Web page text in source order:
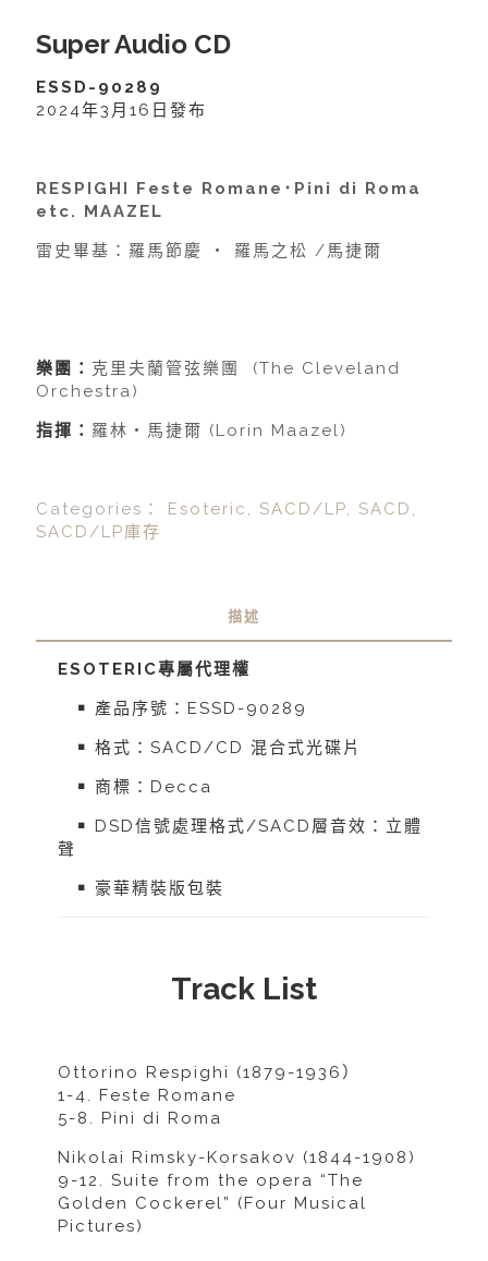
Super Audio CD
ESSD-90289
2024年3月16日發布
RESPIGHI Feste Romane･Pini di Roma
etc. MAAZEL
雷史畢基：羅馬節慶 ‧ 羅馬之松 /馬捷爾
樂團： 克里夫蘭管弦樂團 (The Cleveland
Orchestra)
指揮： 羅林‧馬捷爾 (Lorin Maazel)
Categories： Esoteric , SACD/LP, SACD ,
SACD/LP庫存
描述
ESOTERIC專屬代理權
￭ 產品序號：ESSD-90289
￭ 格式：SACD/CD 混合式光碟片
￭ 商標：Decca
￭ DSD信號處理格式/SACD層音效：立體
聲
￭ 豪華精裝版包裝
Track List
Ottorino Respighi (1879-1936）
1-4. Feste Romane
5-8. Pini di Roma
Nikolai Rimsky-Korsakov (1844-1908)
9-12. Suite from the opera “The
Golden Cockerel” (Four Musical
Pictures)